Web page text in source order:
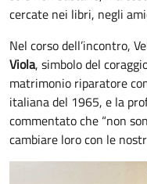
cercate nei libri, negli
Nel corso dell’incontro,
Viola, simbolo del
matrimonio riparatore
italiana del 1965, e la
commentato che “non
cambiare loro con le